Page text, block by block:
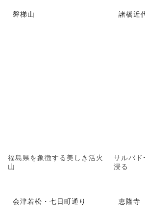
磐梯山
福島県を象徴する美しき活火
山
諸橋近
サルバド
浸る
会津若松・七日町通り 恵隆寺